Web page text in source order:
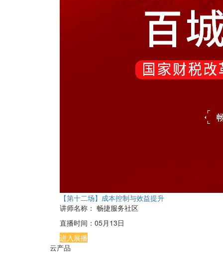
【第十二场】成本控制与效益提升
讲师名称： 畅捷服务社区
直播时间： 05月13日
进入展播
云产品